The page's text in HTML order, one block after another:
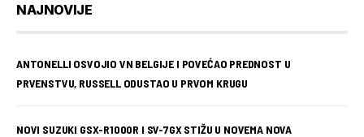
NAJNOVIJE
ANTONELLI OSVOJIO VN BELGIJE I POVEĆAO PREDNOST U
PRVENSTVU, RUSSELL ODUSTAO U PRVOM KRUGU
NOVI SUZUKI GSX-R1000R I SV-7GX STIŽU U NOVEMA NOVA